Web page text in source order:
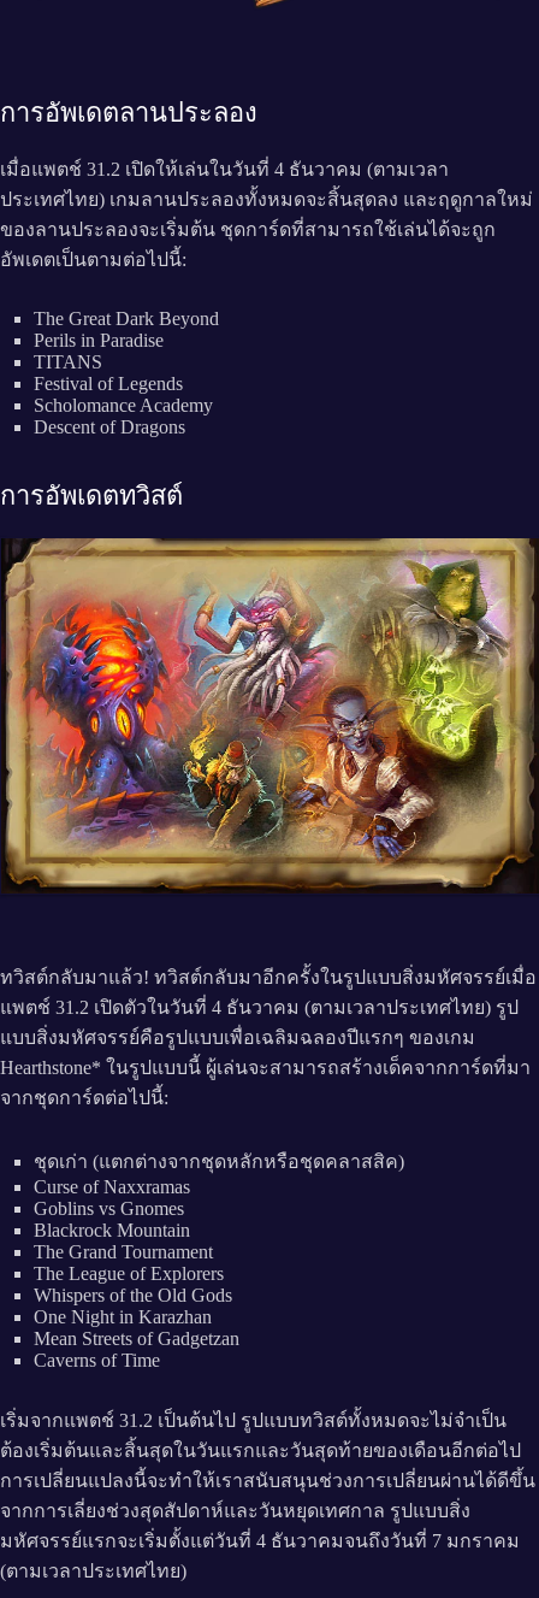
การอัพเดตลานประลอง
เมื่อแพตช์ 31.2 เปิดให้เล่นในวันที่ 4 ธันวาคม (ตามเวลา
ประเทศไทย) เกมลานประลองทั้งหมดจะสิ้นสุดลง และฤดูกาลใหม่
ของลานประลองจะเริ่มต้น ชุดการ์ดที่สามารถใช้เล่นได้จะถูก
อัพเดตเป็นตามต่อไปนี้:
The Great Dark Beyond
Perils in Paradise
TITANS
Festival of Legends
Scholomance Academy
Descent of Dragons
การอัพเดตทวิสต์
ทวิสต์กลับมาแล้ว! ทวิสต์กลับมาอีกครั้งในรูปแบบสิ่งมหัศจรรย์เมื่อ
แพตช์ 31.2 เปิดตัวในวันที่ 4 ธันวาคม (ตามเวลาประเทศไทย) รูป
แบบสิ่งมหัศจรรย์คือรูปแบบเพื่อเฉลิมฉลองปีแรกๆ ของเกม
Hearthstone* ในรูปแบบนี้ ผู้เล่นจะสามารถสร้างเด็คจากการ์ดที่มา
จากชุดการ์ดต่อไปนี้:
ชุดเก่า (แตกต่างจากชุดหลักหรือชุดคลาสสิค)
Curse of Naxxramas
Goblins vs Gnomes
Blackrock Mountain
The Grand Tournament
The League of Explorers
Whispers of the Old Gods
One Night in Karazhan
Mean Streets of Gadgetzan
Caverns of Time
เริ่มจากแพตช์ 31.2 เป็นต้นไป รูปแบบทวิสต์ทั้งหมดจะไม่จำเป็น
ต้องเริ่มต้นและสิ้นสุดในวันแรกและวันสุดท้ายของเดือนอีกต่อไป
การเปลี่ยนแปลงนี้จะทำให้เราสนับสนุนช่วงการเปลี่ยนผ่านได้ดีขึ้น
จากการเลี่ยงช่วงสุดสัปดาห์และวันหยุดเทศกาล รูปแบบสิ่ง
มหัศจรรย์แรกจะเริ่มตั้งแต่วันที่ 4 ธันวาคมจนถึงวันที่ 7 มกราคม
(ตามเวลาประเทศไทย)